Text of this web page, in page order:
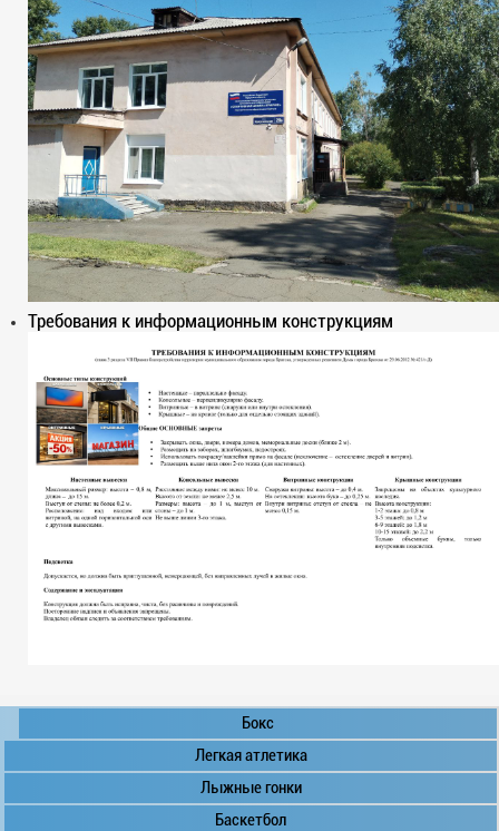
Требования к информационным конструкциям
Бокс
Легкая атлетика
Лыжные гонки
Баскетбол